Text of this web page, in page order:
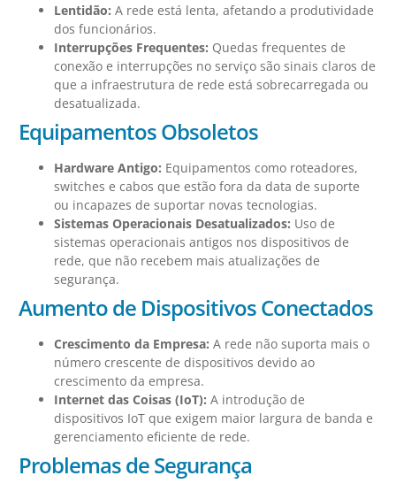
Lentidão: A rede está lenta, afetando a produtividade
dos funcionários.
Interrupções Frequentes: Quedas frequentes de
conexão e interrupções no serviço são sinais claros de
que a infraestrutura de rede está sobrecarregada ou
desatualizada.
Equipamentos Obsoletos
Hardware Antigo: Equipamentos como roteadores,
switches e cabos que estão fora da data de suporte
ou incapazes de suportar novas tecnologias.
Sistemas Operacionais Desatualizados: Uso de
sistemas operacionais antigos nos dispositivos de
rede, que não recebem mais atualizações de
segurança.
Aumento de Dispositivos Conectados
Crescimento da Empresa: A rede não suporta mais o
número crescente de dispositivos devido ao
crescimento da empresa.
Internet das Coisas (IoT): A introdução de
dispositivos IoT que exigem maior largura de banda e
gerenciamento eficiente de rede.
Problemas de Segurança